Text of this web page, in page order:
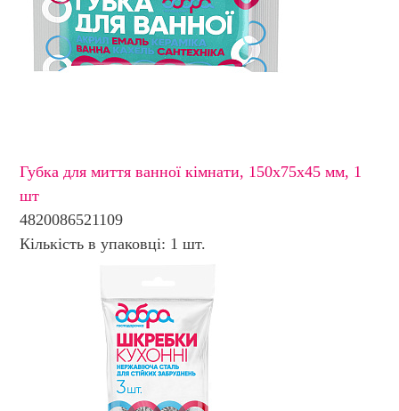
Губка для миття ванної кімнати, 150х75х45 мм, 1
шт
4820086521109
Кількість в упаковці: 1 шт.